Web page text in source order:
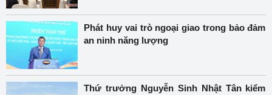
Phát huy vai trò ngoại giao trong bảo đảm
an ninh năng lượng
Thứ trưởng Nguyễn Sinh Nhật Tân kiểm